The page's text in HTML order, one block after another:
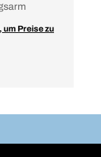
um Preise zu